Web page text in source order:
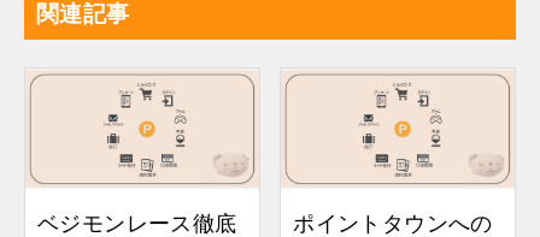
関連記事
ベジモンレース徹底
ポイントタウンへの